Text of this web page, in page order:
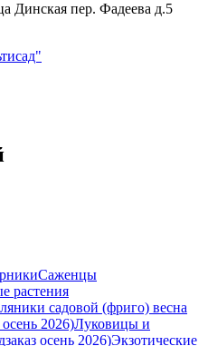
Динская пер. Фадеева д.5
Саженцы
растения
садовой (фриго) весна
2026)Луковицы и
осень 2026)Экзотические